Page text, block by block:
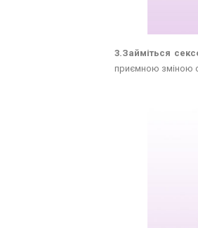
3.Займіться
приємною зміною